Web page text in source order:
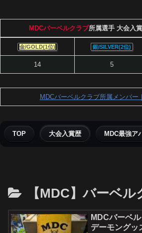
MDCバーベルクラブ所属選手 大会入
金/GOLD(1位) 銀/SILVER(2位)
14 5
MDCバーベルクラブ所属メンバー
TOP 大会入賞歴 MDC最強ア
【MDC】バーベ
MDCバーベ
デーモングッ